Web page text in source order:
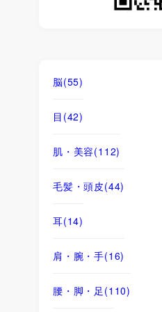
脳(55)
目 (42)
肌・美容(112)
毛髪・頭皮(44)
耳(14)
肩・腕・手(16)
腰・脚・足 (110)